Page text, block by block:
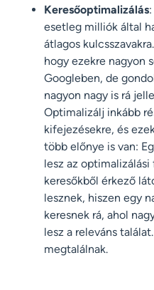
Keresőoptimalizálás
esetleg milliók által
átlagos
hogy ezekre nagyon
Googleben, de
nagyon nagy is rá
Optimalizálj inkább
kifejezésekre, és
több előnye is van:
lesz az
keresőkből érkező
lesznek, hiszen egy
keresnek rá, ahol
lesz a releváns
megtalálnak.